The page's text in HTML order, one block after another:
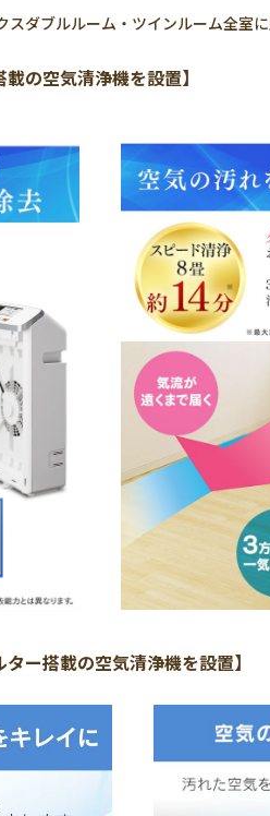
ダブルルーム・ツインルーム全室
の空気清浄機を設置】
ー搭載の空気清浄機を設置】